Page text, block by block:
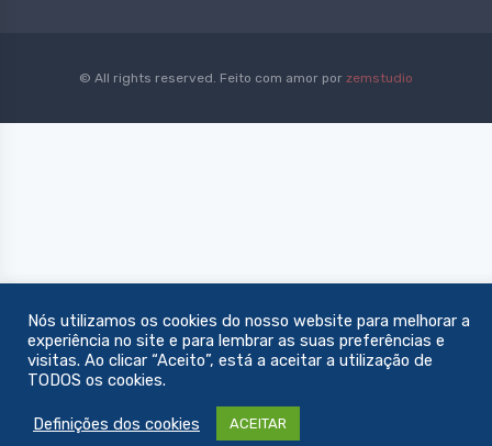
© All rights reserved. Feito com amor por zemstudio
Nós utilizamos os cookies do nosso website para melhorar a
experiência no site e para lembrar as suas preferências e
visitas. Ao clicar “Aceito”, está a aceitar a utilização de
TODOS os cookies.
Definições dos cookies ACEITAR